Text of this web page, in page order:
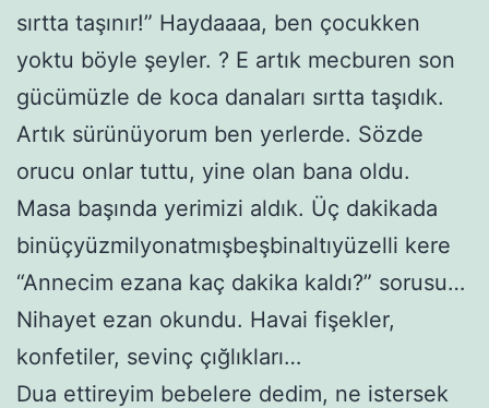
sırtta taşınır!” Haydaaaa, ben çocukken
yoktu böyle şeyler. ? E artık mecburen son
gücümüzle de koca danaları sırtta taşıdık.
Artık sürünüyorum ben yerlerde. Sözde
orucu onlar tuttu, yine olan bana oldu.
Masa başında yerimizi aldık. Üç dakikada
binüçyüzmilyonatmışbeşbinaltıyüzelli kere
“Annecim ezana kaç dakika kaldı?” sorusu…
Nihayet ezan okundu. Havai fişekler,
konfetiler, sevinç çığlıkları…
Dua ettireyim bebelere dedim, ne istersek